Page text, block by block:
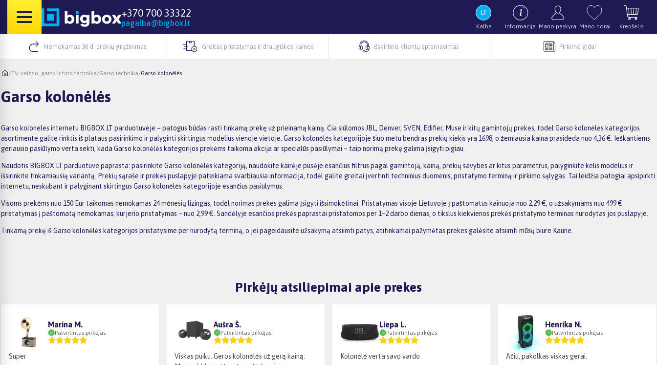
+370 700 33322
pagalba@bigbox.lt Kalba Informacija Mano paskyra Mano norai Krepšelis
Nemokamas 30 d. prekių grąžinimas Greitas pristatymas ir draugiškos kainos Išskirtinis klientų aptarnavimas Pirkimo gidai
/TV, vaizdo, garso ir foto technika/Garso technika/Garso kolonėlės
Garso kolonėlės
Garso kolonėlės internetu BIGBOX.LT parduotuvėje – patogus būdas rasti tinkamą prekę už prieinamą kainą. Čia siūlomos JBL, Denver, SVEN, Edifier, Muse ir kitų gamintojų prekės, todėl Garso kolonėlės kategorijos
asortimente galite rinktis iš plataus pasirinkimo ir palyginti skirtingus modelius vienoje vietoje. Garso kolonėlės kategorijoje šiuo metu bendras prekių kiekis yra 1698, o žemiausia kaina prasideda nuo 4,36 €. Ieškantiems
geriausio pasiūlymo verta sekti, kada Garso kolonėlės kategorijos prekėms taikoma akcija ar specialūs pasiūlymai – taip norimą prekę galima įsigyti pigiau.
Naudotis BIGBOX.LT parduotuve paprasta: pasirinkite Garso kolonėlės kategoriją, naudokite kairėje pusėje esančius filtrus pagal gamintoją, kainą, prekių savybes ar kitus parametrus, palyginkite kelis modelius ir
išsirinkite tinkamiausią variantą. Prekių sąraše ir prekės puslapyje pateikiama svarbiausia informacija, todėl galite greitai įvertinti techninius duomenis, pristatymo terminą ir pirkimo sąlygas. Tai leidžia patogiai apsipirkti
internetu, neskubant ir palyginant skirtingus Garso kolonėlės kategorijoje esančius pasiūlymus.
Visoms prekėms nuo 150 Eur taikomas nemokamas 24 mėnesių lizingas, todėl norimas prekes galima įsigyti išsimokėtinai. Pristatymas visoje Lietuvoje į paštomatus kainuoja nuo 2,29 €, o užsakymams nuo 499 €
pristatymas į paštomatą nemokamas; kurjerio pristatymas – nuo 2,99 €. Sandėlyje esančios prekės paprastai pristatomos per 1–2 darbo dienas, o tikslus kiekvienos prekės pristatymo terminas nurodytas jos puslapyje.
Tinkamą prekę iš Garso kolonėlės kategorijos pristatysime per nurodytą terminą, o jei pageidausite užsakymą atsiimti patys, atitinkamai pažymėtas prekes galėsite atsiimti mūsų biure Kaune.
Pirkėjų atsiliepimai apie prekes
Marina M.
Patvirtintas pirkėjas
Super
Aušra Š.
Patvirtintas pirkėjas
Viskas puiku. Geros kolonėlės už gerą kainą.
Liepa L.
Patvirtintas pirkėjas
Kolonėlė verta savo vardo
Henrika N.
Patvirtintas pirkėjas
Ačiū, pakolkas viskas gerai.